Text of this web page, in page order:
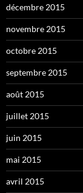
décembre 2015
novembre 2015
octobre 2015
septembre 2015
août 2015
juillet 2015
juin 2015
mai 2015
avril 2015